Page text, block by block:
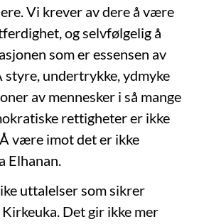
Vi krever av dere å være
og selvfølgelig å
som er essensen av
styre, undertrykke, ydmyke
av mennesker i så mange
rettigheter er ikke
være imot det er ikke
Elhanan.
uttalelser som sikrer
Det gir ikke mer